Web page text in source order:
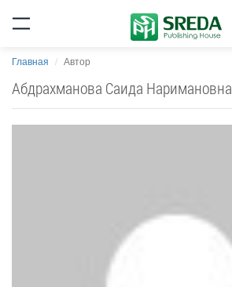
Главная Автор
Абдрахманова Саида Наримановна